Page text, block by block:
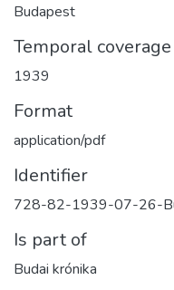
Budapest
Temporal coverage
1939
Format
application/pdf
Identifier
728-82-1939-07-26-
Is part of
Budai krónika